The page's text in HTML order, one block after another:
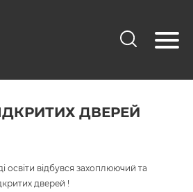
ДВЕРЕЙ
освіти відбувся захоплюючий та
дверей !